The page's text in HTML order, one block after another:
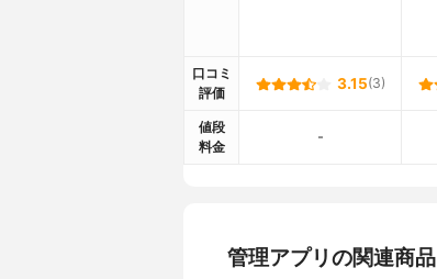
口コミ
評価
3.15(3)
値段
料金
-
管理アプリの関連商品